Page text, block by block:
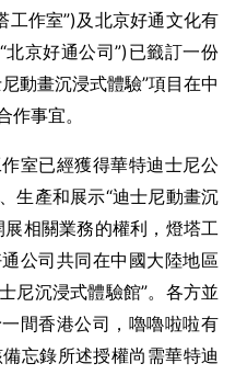
作室”)及北京好通文化有
京好通公司”)已籤訂一份
動畫沉浸式體驗”項目在中
作事宜。
室已經獲得華特迪士尼公
生產和展示“迪士尼動畫沉
相關業務的權利，燈塔工
公司共同在中國大陸地區
尼沉浸式體驗館”。各方並
間香港公司，嚕嚕啦啦有
忘錄所述授權尚需華特迪